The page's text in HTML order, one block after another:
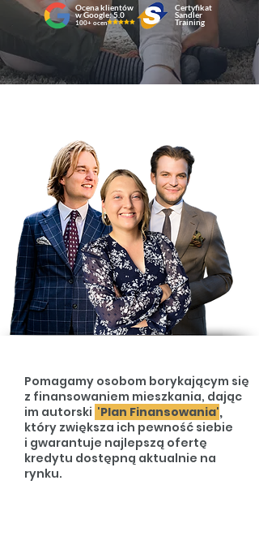
Certyfikat
Sandler
Training
Ocena klientów
w Google: 5.0
100+ ocen
Pomagamy osobom borykającym się
z finansowaniem mieszkania, dając
im autorski 'Plan Finansowania',
który zwiększa ich pewność siebie
i gwarantuje najlepszą ofertę
kredytu dostępną aktualnie na
rynku.